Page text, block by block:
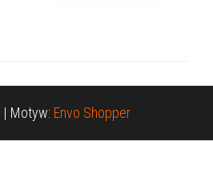
| Motyw: Envo Shopper